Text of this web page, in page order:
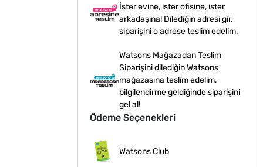
İster evine, ister ofisine, ister
arkadaşına! Dilediğin adresi gir,
siparişini o adrese teslim edelim.
Watsons Mağazadan Teslim
Siparişini dilediğin Watsons
mağazasına teslim edelim,
bilgilendirme geldiğinde siparişini
gel al!
Ödeme Seçenekleri
Watsons Club